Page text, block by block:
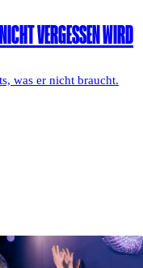
VERGESSEN WIRD
was er nicht braucht.